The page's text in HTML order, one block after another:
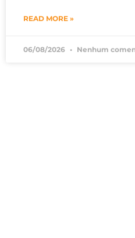
READ MORE »
06/08/2026 Nenhum